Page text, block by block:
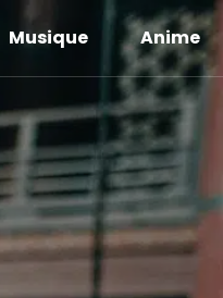
Musique Anime